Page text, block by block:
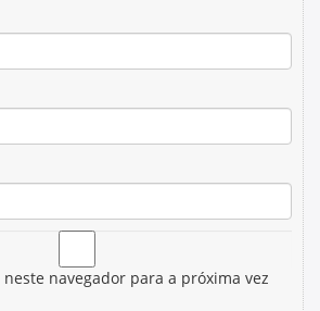
navegador para a próxima vez